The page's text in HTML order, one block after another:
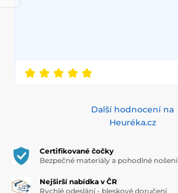
Další hodnocení na
Heuréka.cz
Certifikované čočky
Bezpečné materiály a pohodlné nošení
Nejširší nabídka v ČR
Rychlé odeslání - bleskové doručení